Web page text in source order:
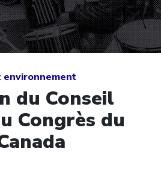
environnement
du Conseil
Congrès du